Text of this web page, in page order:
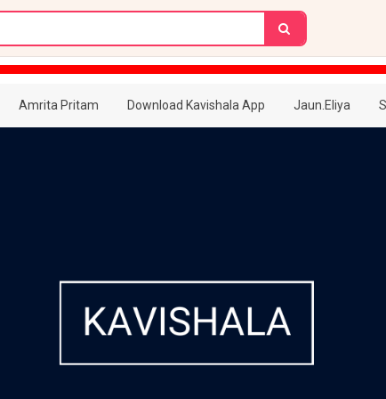
Amrita Pritam Download Kavishala App Jaun.Eliya